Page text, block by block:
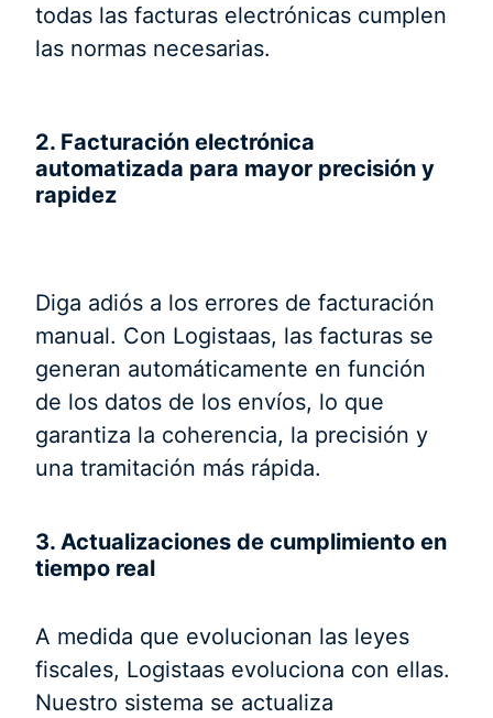
todas las facturas electrónicas cumplen
las normas necesarias.
2. Facturación electrónica
automatizada para mayor precisión y
rapidez
Diga adiós a los errores de facturación
manual. Con Logistaas, las facturas se
generan automáticamente en función
de los datos de los envíos, lo que
garantiza la coherencia, la precisión y
una tramitación más rápida.
3. Actualizaciones de cumplimiento en
tiempo real
A medida que evolucionan las leyes
fiscales, Logistaas evoluciona con ellas.
Nuestro sistema se actualiza